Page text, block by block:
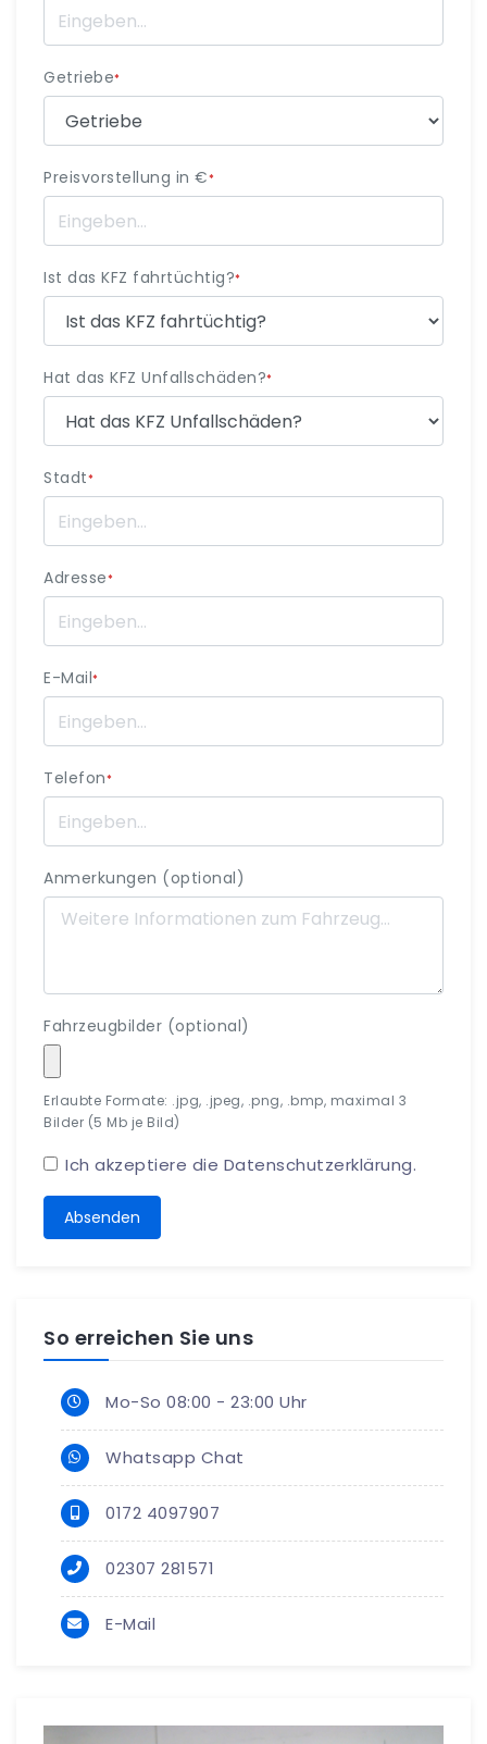
Getriebe*
Preisvorstellung in €*
Ist das KFZ fahrtüchtig?*
Hat das KFZ Unfallschäden?*
Stadt*
Adresse*
E-Mail*
Telefon*
Anmerkungen (optional)
Fahrzeugbilder (optional)
Erlaubte Formate: .jpg, .jpeg, .png, .bmp, maximal 3
Bilder (5 Mb je Bild)
Ich akzeptiere die Datenschutzerklärung.
Absenden
So erreichen Sie uns
Mo-So 08:00 - 23:00 Uhr
Whatsapp Chat
0172 4097907
02307 281571
E-Mail